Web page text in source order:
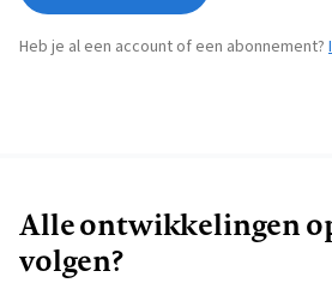
Heb je al een account of een abonnement?
Alle ontwikkelingen
volgen?